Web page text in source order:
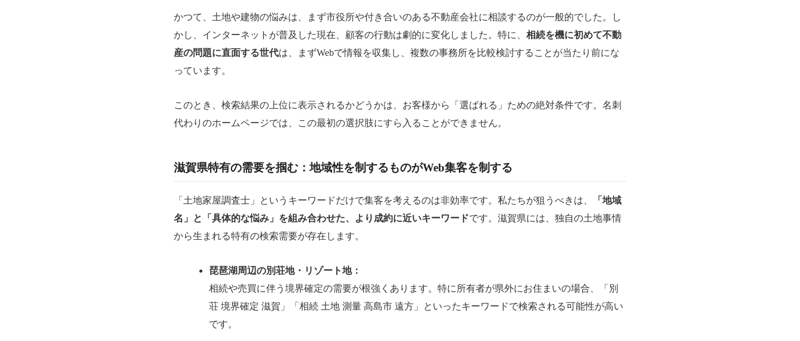
かつて、土地や建物の悩みは、まず市役所や付き合いのある不動産会社に相談するのが一般的でした。し
かし、インターネットが普及した現在、顧客の行動は劇的に変化しました。特に、 相続を機に初めて不動
産の問題に直面する世代は、まずWebで情報を収集し、複数の事務所を比較検討することが当たり前にな
っています。
このとき、検索結果の上位に表示されるかどうかは、お客様から「選ばれる」ための絶対条件です。名刺
代わりのホームページでは、この最初の選択肢にすら入ることができません。
滋賀県特有の需要を掴む：地域性を制するものがWeb集客を制する
「土地家屋調査士」というキーワードだけで集客を考えるのは非効率です。私たちが狙うべきは、
「地域
名」と「具体的な悩み」を組み合わせた、より成約に近いキーワードです。滋賀県には、独自の土地事情
から生まれる特有の検索需要が存在します。
琵琶湖周辺の別荘地・リゾート地：
相続や売買に伴う境界確定の需要が根強くあります。特に所有者が県外にお住まいの場合、「別
荘 境界確定 滋賀」「相続 土地 測量 高島市 遠方」といったキーワードで検索される可能性が高い
です。